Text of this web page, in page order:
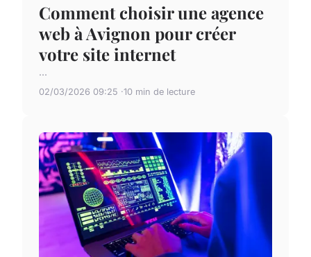
Comment choisir une agence
web à Avignon pour créer
votre site internet
...
02/03/2026 09:25 10 min de lecture